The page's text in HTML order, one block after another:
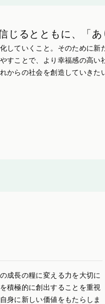
じるとともに、「
していくこと。そのために
すことで、より幸福感の高
らの社会を創造していきた
成長の糧に変える力を大切に
積極的に創出することを重視
身に新しい価値をもたらしま